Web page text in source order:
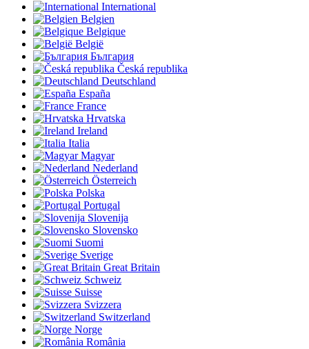
International
Belgien
Belgique
België
България
Česká republika
Deutschland
España
France
Hrvatska
Ireland
Italia
Magyar
Nederland
Österreich
Polska
Portugal
Slovenija
Slovensko
Suomi
Sverige
Great Britain
Schweiz
Suisse
Svizzera
Switzerland
Norge
România